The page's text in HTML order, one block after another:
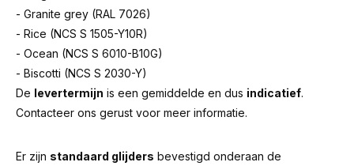
- Granite grey (RAL 7026)
- Rice (NCS S 1505-Y10R)
- Ocean (NCS S 6010-B10G)
- Biscotti (NCS S 2030-Y)
De levertermijn is een gemiddelde en dus indicatief.
Contacteer ons gerust voor meer informatie.
Er zijn standaard glijders bevestigd onderaan de